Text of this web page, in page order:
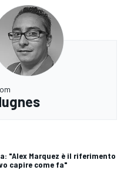
"Alex Marquez è il riferimento
capire come fa"